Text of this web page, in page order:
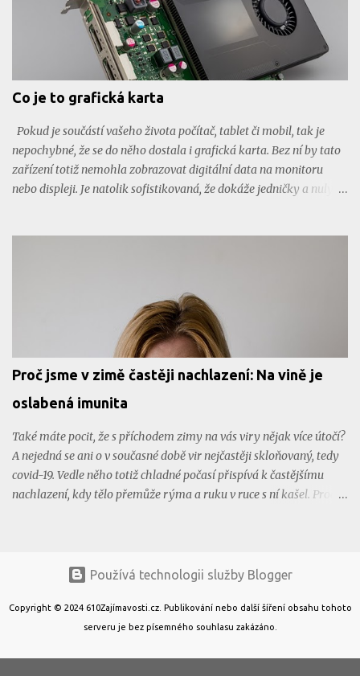
rekord. Co o tomto letadle všechno nevíte? Éra nadzvukového
létání Za rohem možná číhá nová, ekologičtější doba nadzvukové
letecké dopravy. Její průkopník, letoun Concorde byl v komerčním
provozu v letech 1976 až 2003. Bohužel nadzvukové cestování bylo
stále dražší a o lety tímto letadlem zájem postupně klesal. Konec
jeho éry udělala pak smrtelná letecká nehoda v roce 2000. Let
Concordu byl hodně náročný na spalování fosilních paliv, což
v dnešní době...
Co je to grafická karta
Pokud je součástí vašeho života počítač, tablet či mobil, tak je
nepochybné, že se do něho dostala i grafická karta. Bez ní by tato
zařízení totiž nemohla zobrazovat digitální data na monitoru
nebo displeji. Je natolik sofistikovaná, že dokáže jedničky a nuly
mnoho toho nezmohla, protože počítač uměl pracovat pouze v
textovém režimu. Byl tu ale slibný začátek něčeho, co v dalších
letech prošlo rychlým vývojem a zdokonalením. Významný byl v
tomto ohledu rok 1996 , jenž byl ve znamení vydání karty Voodoo
společností 3DFX, která představovala takovou malou revoluci v
grafických kartách. Ještě výraznějším počinem byla grafická karta
Proč jsme v zimě častěji nachlazení: Na vině je
oslabená imunita
Také máte pocit, že s příchodem zimy na vás viry nějak více útočí?
A nejedná se ani o v současné době vir nejčastěji skloňovaný, tedy
covid-19. Vedle něho totiž chladné počasí přispívá k častějšímu
nachlazení, kdy tělo přemůže rýma a ruku v ruce s ní kašel. Proč
rozhoduje nejen to, jak silnou máme imunitu, ale i způsob přenosu
výborně daří. Nejlépe přežívá při teplotě okolo 5 °C a méně. Tedy
právě tehdy, kdy je u nás na severní polokouli zima. Taková ta
Používá technologii služby Blogger
Copyright © 2024 610Zajímavosti.cz. Publikování nebo další šíření obsahu tohoto
serveru je bez písemného souhlasu zakázáno.